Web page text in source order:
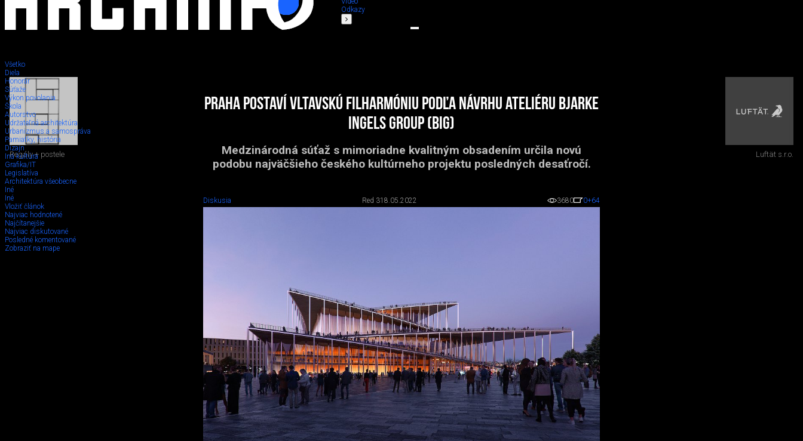
Odkazy
Všetko
Diela
Honorár
Súťaže
Výkon povolania
Škola
Autorstvo
Udržateľná architektúra
Urbanizmus a samospráva
Pamiatky, história
Dizajn
Iná kultúra
Grafika/IT
Legislatíva
Architektúra všeobecne
Iné
Iné
Vložiť článok
Najviac hodnotené
Najčítanejšie
Najviac diskutované
Posledné komentované
Zobraziť na mape
Praha postaví Vltavskú filharmóniu podľa návrhu ateliéru Bjarke
Ingels Group (BIG)
Medzinárodná súťaž s mimoriadne kvalitným obsadením určila novú
podobu najväčšieho českého kultúrneho projektu posledných desaťročí.
Diskusia Red 318.05.2022 3680 0+64
Regály + postele Luftät s.r.o.